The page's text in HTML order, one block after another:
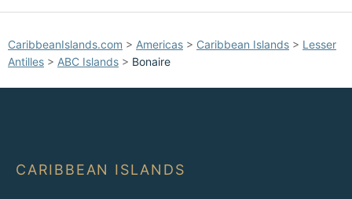
CaribbeanIslands.com > Americas > Caribbean Islands > Lesser
Antilles > ABC Islands > Bonaire
CARIBBEAN ISLANDS